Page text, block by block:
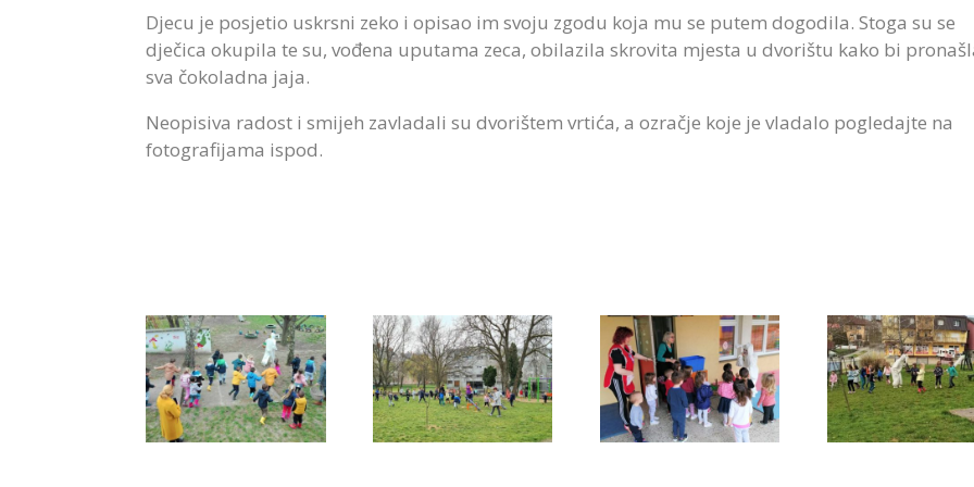
Djecu je posjetio uskrsni zeko i opisao im svoju zgodu koja mu se putem dogodila. Stoga su se
dječica okupila te su, vođena uputama zeca, obilazila skrovita mjesta u dvorištu kako bi
sva čokoladna jaja.
Neopisiva radost i smijeh zavladali su dvorištem vrtića, a ozračje koje je vladalo pogledajte na
fotografijama ispod.